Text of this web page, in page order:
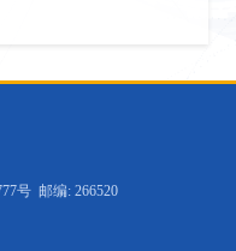
号 邮编: 266520